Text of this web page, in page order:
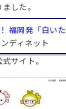
した。
福岡発「白い
ディネット
サイト。